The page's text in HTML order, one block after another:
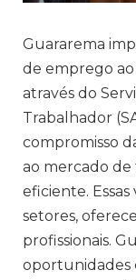
Guararema
de emprego ao
através do
Trabalhador
compromisso
ao mercado
eficiente.
setores,
profissionais.
oportunidades